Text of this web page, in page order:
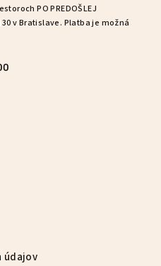
PO PREDOŠLEJ
30 v Bratislave. Platba je možná
údajov